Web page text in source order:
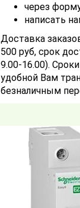
через
написать
Доставка
500 руб, срок
9.00-16.00).
удобной Вам
безналичным